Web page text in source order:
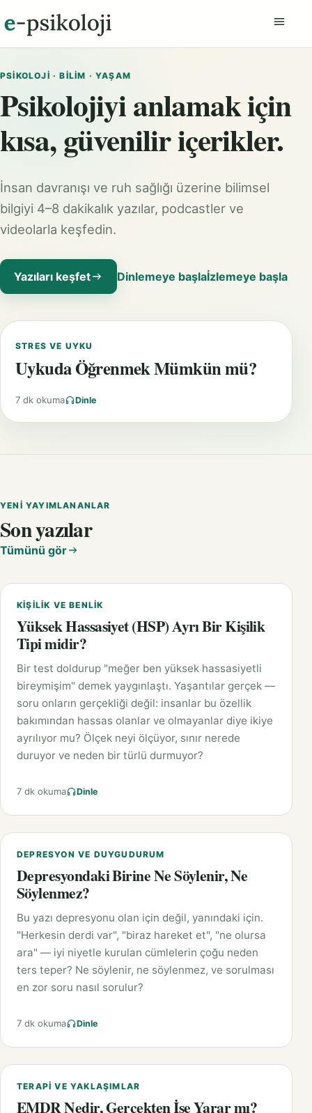
PSIKOLOJI · BILIM · YAŞAM
Psikolojiyi anlamak için
kısa, güvenilir içerikler.
İnsan davranışı ve ruh sağlığı üzerine bilimsel
bilgiyi 4–8 dakikalık yazılar, podcastler ve
videolarla keşfedin.
Yazıları keşfet Dinlemeye başlaİzlemeye başla
STRES VE UYKU
Uykuda Öğrenmek Mümkün mü?
7 dk okuma Dinle
YENI YAYIMLANANLAR
Son yazılar
Tümünü gör
KIŞILIK VE BENLIK
Yüksek Hassasiyet (HSP) Ayrı Bir Kişilik
Tipi midir?
Bir test doldurup "meğer ben yüksek hassasiyetli
bireymişim" demek yaygınlaştı. Yaşantılar gerçek —
soru onların gerçekliği değil: insanlar bu özellik
bakımından hassas olanlar ve olmayanlar diye ikiye
ayrılıyor mu? Ölçek neyi ölçüyor, sınır nerede
duruyor ve neden bir türlü durmuyor?
7 dk okuma Dinle
DEPRESYON VE DUYGUDURUM
Depresyondaki Birine Ne Söylenir, Ne
Söylenmez?
Bu yazı depresyonu olan için değil, yanındaki için.
"Herkesin derdi var", "biraz hareket et", "ne olursa
ara" — iyi niyetle kurulan cümlelerin çoğu neden
ters teper? Ne söylenir, ne söylenmez, ve sorulması
en zor soru nasıl sorulur?
7 dk okuma Dinle
TERAPI VE YAKLAŞIMLAR
EMDR Nedir, Gerçekten İşe Yarar mı?